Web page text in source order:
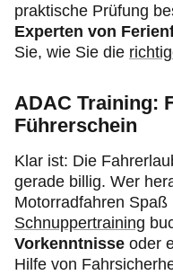
praktische Prüfung
Experten von
Sie, wie Sie die
ADAC Training:
Führerschein
Klar ist: Die
gerade billig. Wer
Motorradfahren
Schnuppertraining
Vorkenntnisse oder
Hilfe von